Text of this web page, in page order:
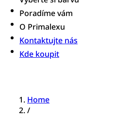
Poradíme vám​
O Primalexu
Kontaktujte nás
Kde koupit
Home
/